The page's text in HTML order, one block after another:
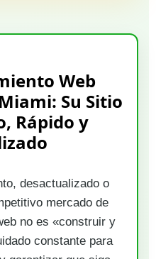
Web
Su Sitio
Rápido y
desactualizado o
mercado de
no es «construir y
constante para